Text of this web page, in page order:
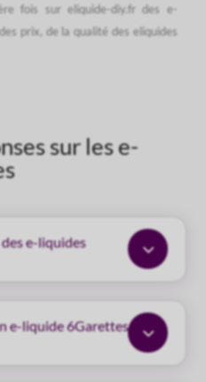
fois sur eliquide-diy.fr des e-
prix, de la qualité des eliquides
sur les e-
3
e-liquides
3
e-liquide 6Garettes